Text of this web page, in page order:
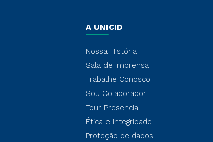
A UNICID
Nossa História
Sala de Imprensa
Trabalhe Conosco
Sou Colaborador
Tour Presencial
Ética e Integridade
Proteção de dados